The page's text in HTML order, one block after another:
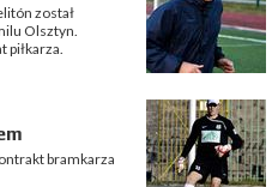
został
Olsztyn.
piłkarza.
bramkarza